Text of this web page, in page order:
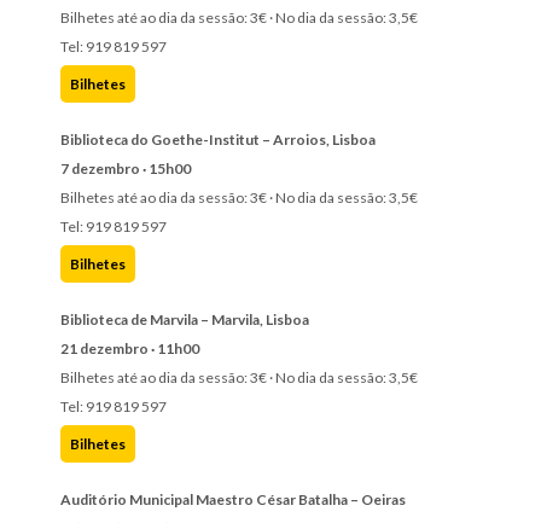
Bilhetes até ao dia da sessão: 3€ · No dia da sessão: 3,5€
Tel: 919 819 597
Bilhetes
Biblioteca do Goethe-Institut – Arroios, Lisboa
7 dezembro · 15h00
Bilhetes até ao dia da sessão: 3€ · No dia da sessão: 3,5€
Tel: 919 819 597
Bilhetes
Biblioteca de Marvila – Marvila, Lisboa
21 dezembro · 11h00
Bilhetes até ao dia da sessão: 3€ · No dia da sessão: 3,5€
Tel: 919 819 597
Bilhetes
Auditório Municipal Maestro César Batalha – Oeiras